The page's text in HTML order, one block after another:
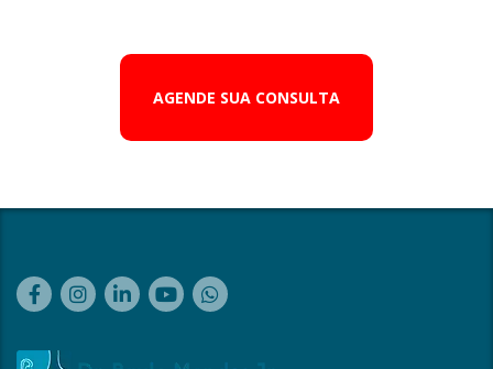
AGENDE SUA CONSULTA